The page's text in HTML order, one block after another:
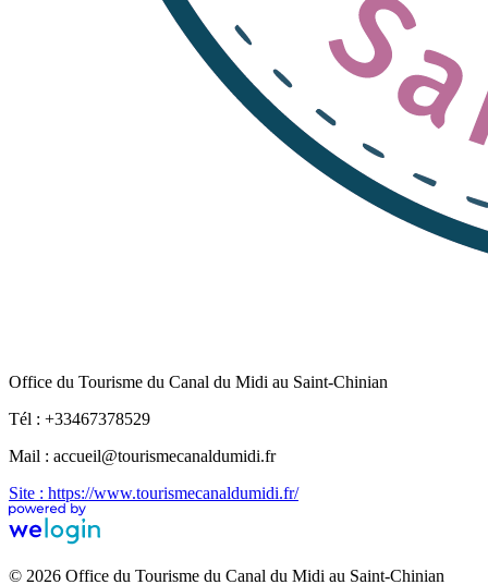
Office du Tourisme du Canal du Midi au Saint-Chinian
Tél : +33467378529
Mail : accueil@tourismecanaldumidi.fr
Site : https://www.tourismecanaldumidi.fr/
© 2026 Office du Tourisme du Canal du Midi au Saint-Chinian